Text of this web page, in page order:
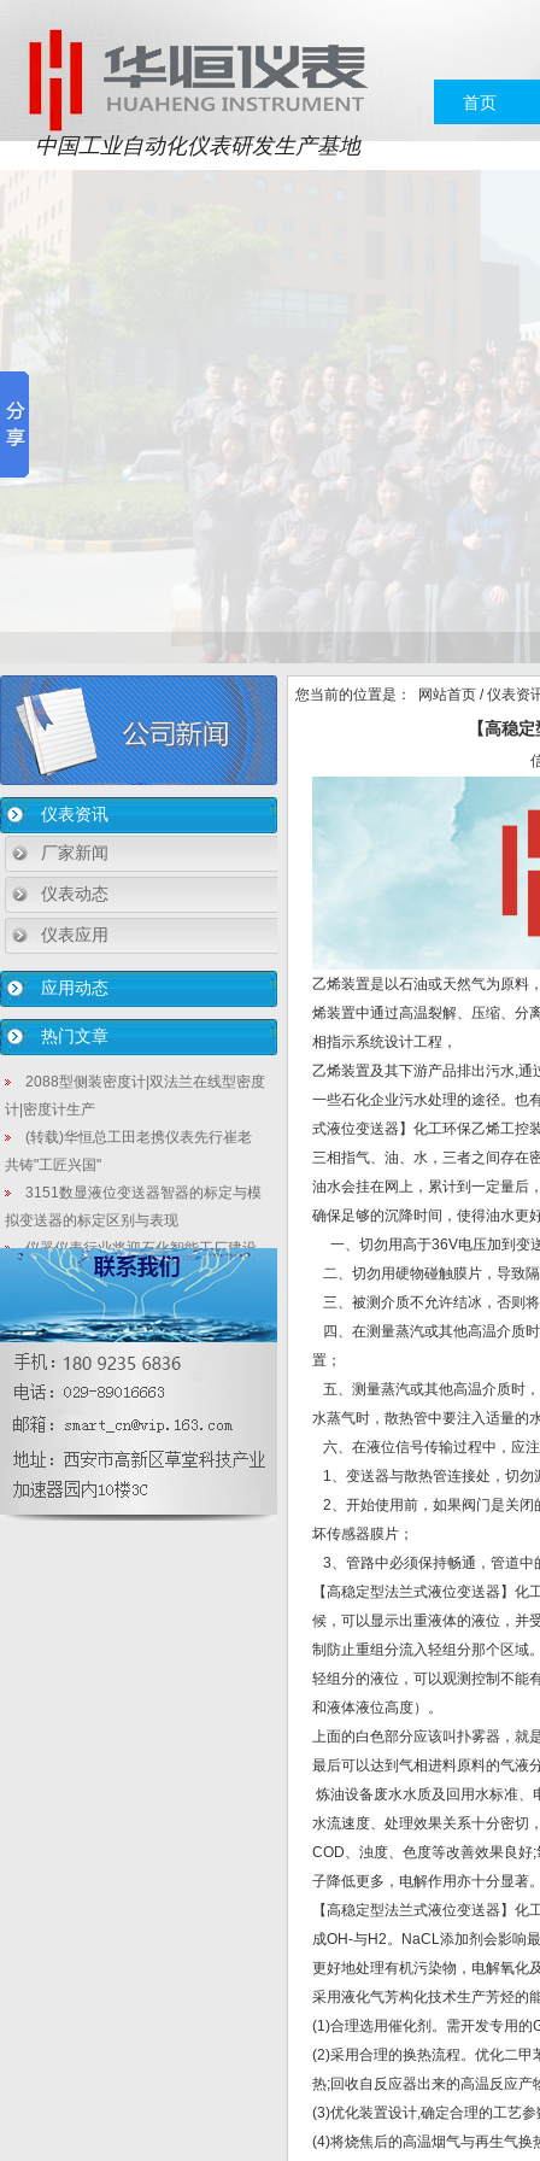
中国工业自动化仪表研发生产基地
首页
仪表资讯
厂家新闻
仪表动态
仪表应用
应用动态
热门文章
2088型侧装密度计|双法兰在线型密度
计|密度计生产
(转载)华恒总工田老携仪表先行崔老
共铸"工匠兴国"
3151数显液位变送器智器的标定与模
拟变送器的标定区别与表现
仪器仪表行业将迎石化智能工厂建设
机遇 |进口液位计维修商
当使用平膜压力变送器时出现以下误
差是无法避免的
3151单法兰液位变送器选型_远传式
液位变送器选型_远传压力变送器选型
压力变送器具有哪些高端研发技术
钳远传式单法兰压力变送器_三夹钳式绝
压变送器
您当前的位置是： 网站首页 /仪表资
【高稳
乙烯装置是以石油或天然气为原料
烯装置中通过高温裂解、压缩、分
相指示系统设计工程，
乙烯装置及其下游产品排出污水,通
一些石化企业污水处理的途径。也
式液位变送器】化工环保乙烯工控
三相指气、油、水，三者之间存在
油水会挂在网上，累计到一定量后
确保足够的沉降时间，使得油水更
一、切勿用高于36V电压加到变
二、切勿用硬物碰触膜片，导致
三、被测介质不允许结冰，否则
四、在测量蒸汽或其他高温介质
置；
五、测量蒸汽或其他高温介质时
水蒸气时，散热管中要注入适量的
六、在液位信号传输过程中，应
1、变送器与散热管连接处，切勿
2、开始使用前，如果阀门是关闭
坏传感器膜片；
3、管路中必须保持畅通，管道中
【高稳定型法兰式液位变送器】
候，可以显示出重液体的液位，并
制防止重组分流入轻组分那个区域
轻组分的液位，可以观测控制不能
和液体液位高度）。
上面的白色部分应该叫扑雾器，就
最后可以达到气相进料原料的气液
炼油设备废水水质及回用水标准
水流速度、处理效果关系十分密切
COD、浊度、色度等改善效果良
子降低更多，电解作用亦十分显著
【高稳定型法兰式液位变送器】
成OH-与H2。NaCL添加剂会影响
更好地处理有机污染物，电解氧化
采用液化气芳构化技术生产芳烃的
(1)合理选用催化剂。需开发专用的
(2)采用合理的换热流程。优化二
热;回收自反应器出来的高温反应
(3)优化装置设计,确定合理的工艺
(4)将烧焦后的高温烟气与再生气换